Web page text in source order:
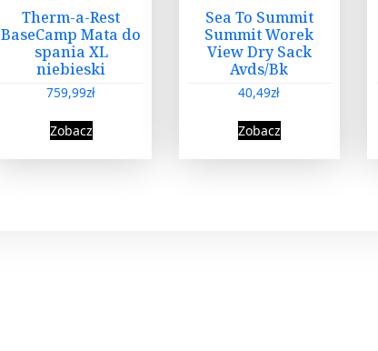
Therm-a-Rest
BaseCamp Mata do
spania XL
niebieski
759,99zł
Zobacz
Sea To Summit
Summit Worek
View Dry Sack
Avds/Bk
40,49zł
Zobacz